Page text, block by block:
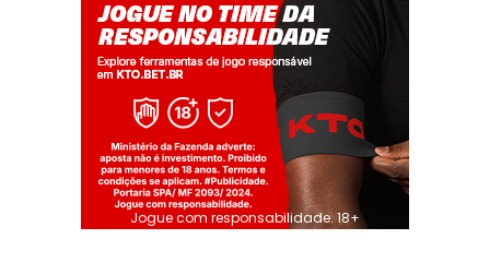
Jogue com responsabilidade. 18+